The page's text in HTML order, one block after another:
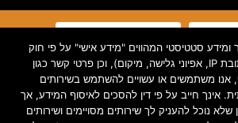
הצהרת נגישות
מדיניות פרטיות
ומידע סטטיסטי המהווים "מידע אישי" על פי חוק
(כגון סוג מכשיר, כתובת IP, אפיוני גלישה, מיקום), וכן פרטי קשר כגון
אנו משתמשים או עשויים להשתמש בשירותים
אינך חייב על פי דין להסכים לאיסוף המידע, אך
נוכל להעניק לך שירותים מסויימים ושירותים